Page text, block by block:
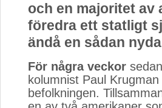
och en majoritet av
föredra ett statligt
ändå en sådan
För några veckor
kolumnist Paul
befolkningen.